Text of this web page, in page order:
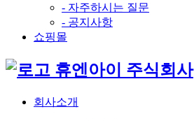
- 자주하시는 질문
- 공지사항
쇼핑몰
휴엔아이 주식회사
회사소개